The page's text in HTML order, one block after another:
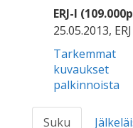
ERJ-I
25.05.2013, ERJ
Tarkemmat
kuvaukset
palkinnoista
Suku